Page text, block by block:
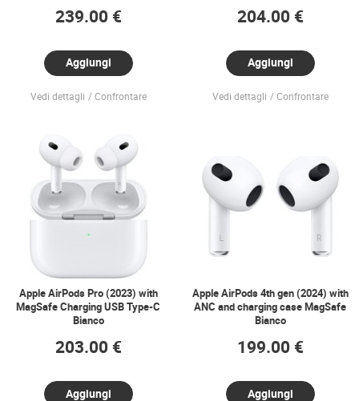
239.00 €
Aggiungi
Vedi dettagli Confrontare
204.00 €
Aggiungi
Vedi dettagli Confrontare
Apple AirPods Pro (2023) with
MagSafe Charging USB Type-C
Bianco
203.00 €
Aggiungi
Apple AirPods 4th gen (2024) with
ANC and charging case MagSafe
Bianco
199.00 €
Aggiungi